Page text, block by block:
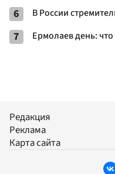
6 В России
7 Ермолаев день:
Редакция
Реклама
Карта сайта